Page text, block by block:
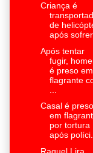
Criança é
de
após
Após tentar
fugir,
é preso em
flagrante
Casal é preso
em
por tortura
após
Raquel Lira